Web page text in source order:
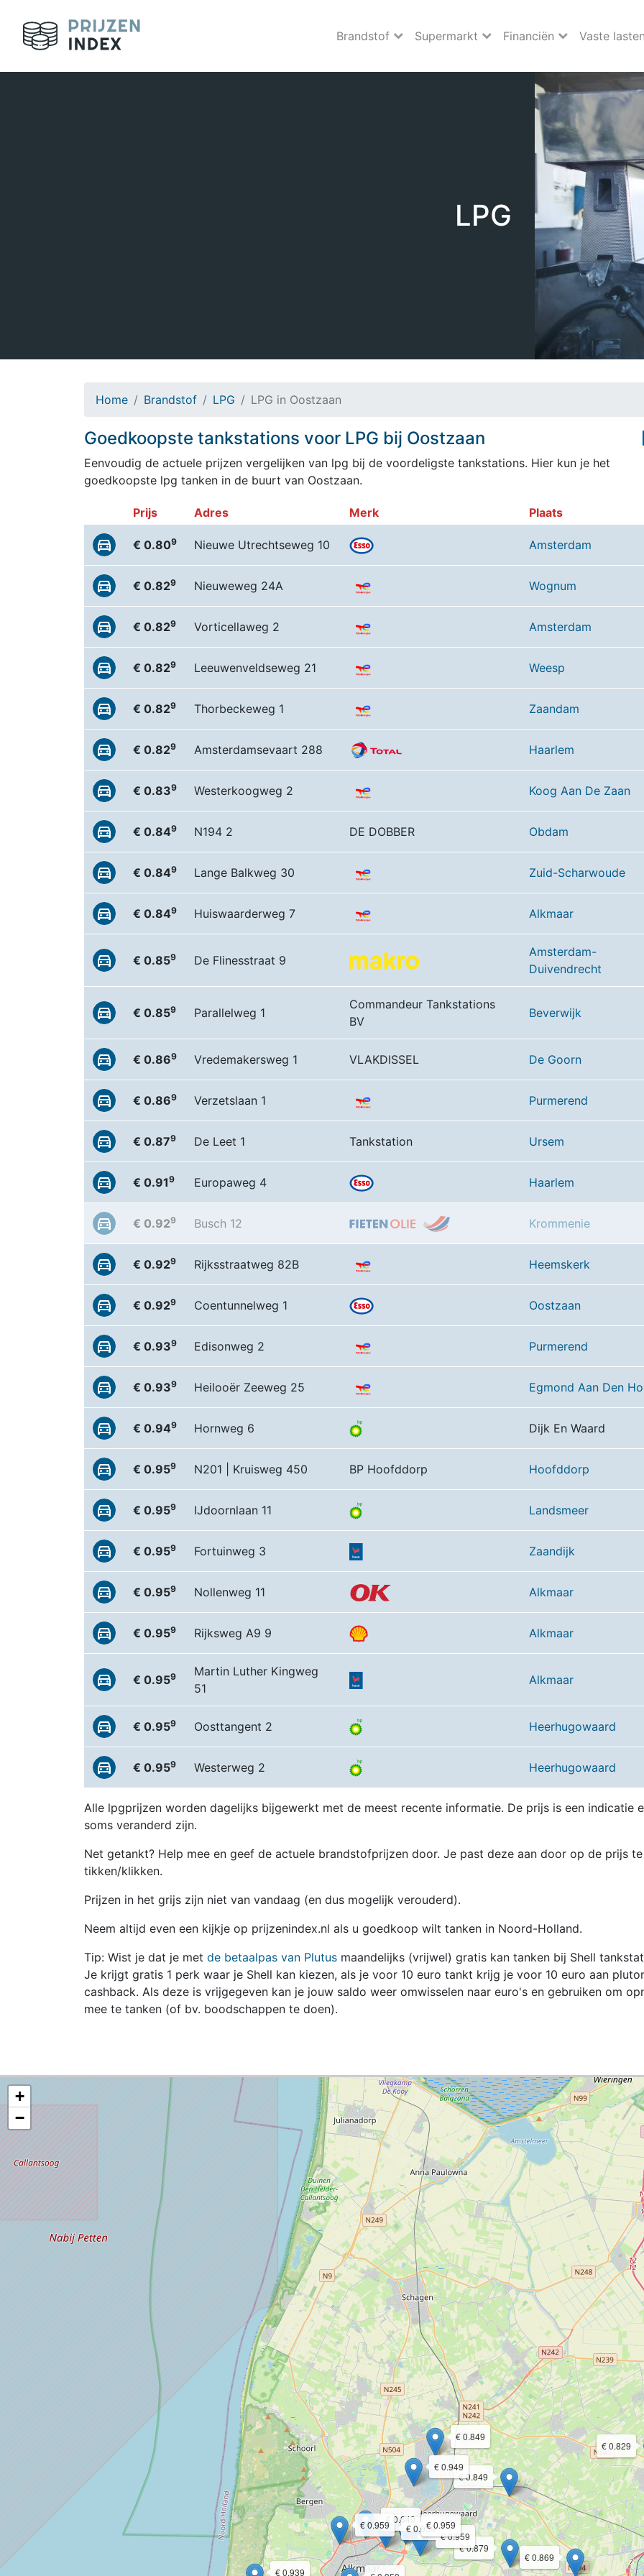
Brandstof Supermarkt Financiën Vaste
LPG
Home Brandstof LPG LPG in Oostzaan
Goedkoopste tankstations voor LPG bij Oostzaan
Eenvoudig de actuele prijzen vergelijken van lpg bij de voordeligste tankstations. Hier kun je het
goedkoopste lpg tanken in de buurt van Oostzaan.
Prijs Adres Merk Plaats
€ 0.809 Nieuwe Utrechtseweg 10 Amsterdam
€ 0.829 Nieuweweg 24A Wognum
€ 0.829 Vorticellaweg 2 Amsterdam
€ 0.829 Leeuwenveldseweg 21 Weesp
€ 0.829 Thorbeckeweg 1 Zaandam
€ 0.829 Amsterdamsevaart 288 Haarlem
€ 0.839 Westerkoogweg 2 Koog Aan De Zaan
€ 0.849 N194 2 DE DOBBER Obdam
€ 0.849 Lange Balkweg 30 Zuid-Scharwoude
€ 0.849 Huiswaarderweg 7 Alkmaar
€ 0.859 De Flinesstraat 9
Amsterdam-
Duivendrecht
€ 0.859 Parallelweg 1
Commandeur Tankstations
BV
Beverwijk
€ 0.869 Vredemakersweg 1 VLAKDISSEL De Goorn
€ 0.869 Verzetslaan 1 Purmerend
€ 0.879 De Leet 1 Tankstation Ursem
€ 0.919 Europaweg 4 Haarlem
€ 0.929 Busch 12 Krommenie
€ 0.929 Rijksstraatweg 82B Heemskerk
€ 0.929 Coentunnelweg 1 Oostzaan
€ 0.939 Edisonweg 2 Purmerend
€ 0.939 Heilooër Zeeweg 25 Egmond Aan Den
€ 0.949 Hornweg 6 Dijk En Waard
€ 0.959 N201 | Kruisweg 450 BP Hoofddorp Hoofddorp
€ 0.959 IJdoornlaan 11 Landsmeer
€ 0.959 Fortuinweg 3 Zaandijk
€ 0.959 Nollenweg 11 Alkmaar
€ 0.959 Rijksweg A9 9 Alkmaar
€ 0.959
Martin Luther Kingweg
51
Alkmaar
€ 0.959 Oosttangent 2 Heerhugowaard
€ 0.959 Westerweg 2 Heerhugowaard
Alle lpgprijzen worden dagelijks bijgewerkt met de meest recente informatie. De prijs is een indicatie
soms veranderd zijn.
Net getankt? Help mee en geef de actuele brandstofprijzen door. Je past deze aan door op de prijs te
tikken/klikken.
Prijzen in het grijs zijn niet van vandaag (en dus mogelijk verouderd).
Neem altijd even een kijkje op prijzenindex.nl als u goedkoop wilt tanken in Noord-Holland.
Tip: Wist je dat je met de betaalpas van Plutus maandelijks (vrijwel) gratis kan tanken bij Shell
Je krijgt gratis 1 perk waar je Shell kan kiezen, als je voor 10 euro tankt krijg je voor 10 euro aan
cashback. Als deze is vrijgegeven kan je jouw saldo weer omwisselen naar euro's en gebruiken om
mee te tanken (of bv. boodschappen te doen).
€ 0.829
€ 0.849
€ 0.849
€ 0.849
€ 0.869
€ 0.879
€ 0.939
€ 0.949
€ 0.959
€ 0.959
€ 0.959
€ 0.959
+
−